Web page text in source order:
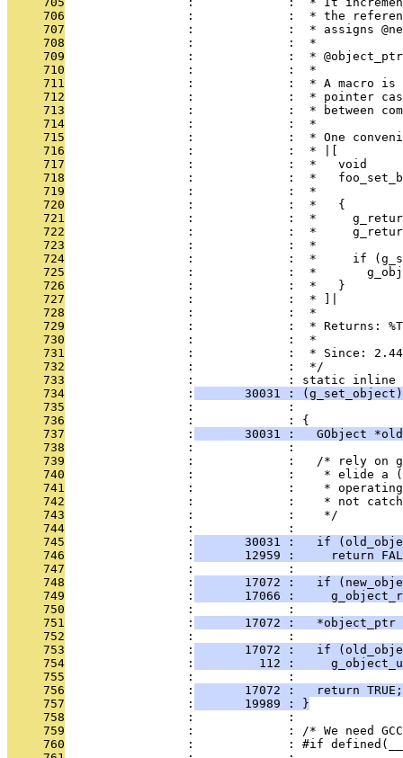
     706
:             :  * the
     707
:             :  * assigns
     708
                 :             :  *
     709
:             :  *
     710
                 :             :  *
     711
:             :  * A macro
     712
:             :  * pointer
     713
:             :  * between
     714
                 :             :  *
     715
:             :  * One
     716
                 :             :  * |[
     717
                 :             :  *   void
     718
:             :  *
     719
:             :  *
     720
                 :             :  *   {
     721
:             :  *
     722
:             :  *
     723
                 :             :  *
     724
:             :  *     if
     725
:             :  *
     726
                 :             :  *   }
     727
                 :             :  * ]|
     728
                 :             :  *
     729
:             :  * Returns:
     730
                 :             :  *
     731
                 :             :  * Since: 2.44
     732
                 :             :  */
     733
:             : static inline
     734
                 :
30031 :
     735
:             :
     736
                 :             : {
     737
                 :
30031 :   GObject
     738
                 :             :
     739
:             :   /* rely on
     740
:             :    * elide a
     741
:             :    *
     742
:             :    * not
     743
                 :             :    */
     744
                 :             :
     745
                 :
30031 :   if
     746
                 :
12959 :     return
     747
                 :             :
     748
                 :
17072 :   if
     749
                 :
17066 :
     750
                 :             :
     751
                 :
17072 :   *object_ptr
     752
                 :             :
     753
                 :
17072 :   if
     754
                 :
112 :
     755
                 :             :
     756
                 :
       17072 :   return TRUE;
     757
                 :
       19989 : }
     758
                 :             :
     759
:             : /* We need
     760
:             : #if